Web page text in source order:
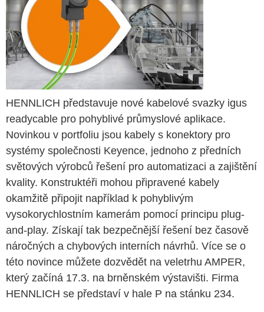
HENNLICH představuje nové kabelové svazky igus
readycable pro pohyblivé průmyslové aplikace.
Novinkou v portfoliu jsou kabely s konektory pro
systémy společnosti Keyence, jednoho z předních
světových výrobců řešení pro automatizaci a zajištění
kvality. Konstruktéři mohou připravené kabely
okamžitě připojit například k pohyblivým
vysokorychlostním kamerám pomocí principu plug-
and-play. Získají tak bezpečnější řešení bez časově
náročných a chybových interních návrhů. Více se o
této novince můžete dozvědět na veletrhu AMPER,
který začíná 17.3. na brněnském výstavišti. Firma
HENNLICH se představí v hale P na stánku 234.